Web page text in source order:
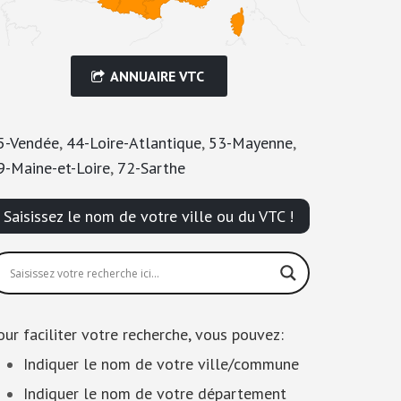
ANNUAIRE VTC
Vendée, 44-Loire-Atlantique, 53-Mayenne,
Maine-et-Loire, 72-Sarthe
Saisissez le nom de votre ville ou du VTC !
faciliter votre recherche, vous pouvez:
Indiquer le nom de votre ville/commune
Indiquer le nom de votre département